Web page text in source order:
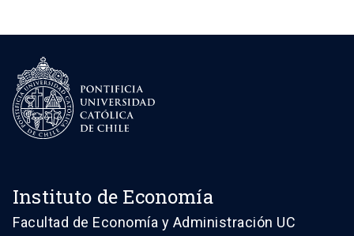
Instituto de Economía
Facultad de Economía y Administración UC